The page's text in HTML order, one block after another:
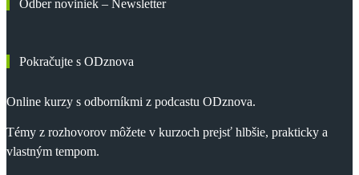
Odber noviniek – Newsletter
Pokračujte s ODznova
Online kurzy s odborníkmi z podcastu ODznova.
Témy z rozhovorov môžete v kurzoch prejsť hlbšie, prakticky a
vlastným tempom.